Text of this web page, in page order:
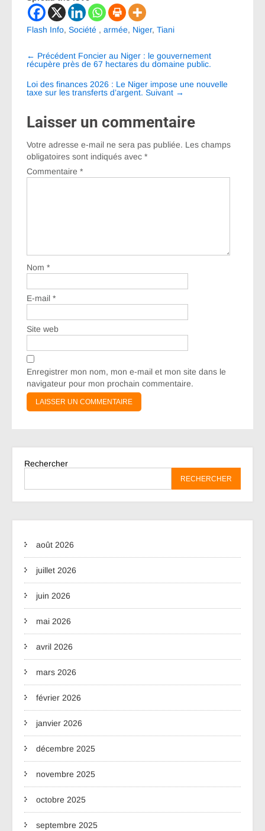
Flash Info, Société , armée, Niger, Tiani
Navigation
entre
les
articles
← Précédent Foncier au Niger : le gouvernement
récupère près de 67 hectares du domaine public.
Loi des finances 2026 : Le Niger impose une nouvelle
taxe sur les transferts d’argent. Suivant →
Laisser un commentaire
Votre adresse e-mail ne sera pas publiée. Les champs
obligatoires sont indiqués avec *
Commentaire *
Nom *
E-mail *
Site web
Enregistrer mon nom, mon e-mail et mon site dans le
navigateur pour mon prochain commentaire.
Rechercher
RECHERCHER
août 2026
juillet 2026
juin 2026
mai 2026
avril 2026
mars 2026
février 2026
janvier 2026
décembre 2025
novembre 2025
octobre 2025
septembre 2025